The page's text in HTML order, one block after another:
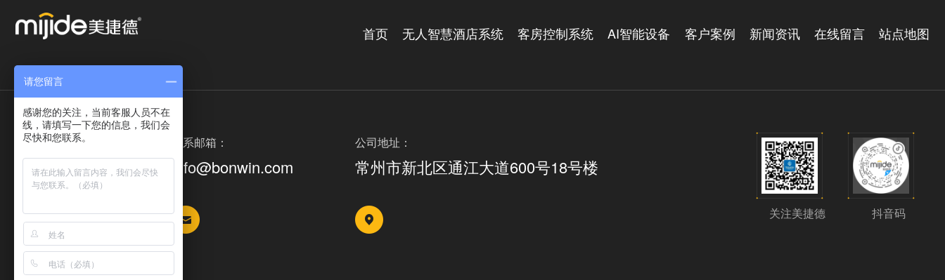
首页 无人智慧酒店系统 客房控制系统 AI智能设备 客户案例 新闻资讯 在线留言 站点地图
服务热线：
400-688-7900
联系邮箱：
info@bonwin.com
公司地址：
常州市新北区通江大道600号18号楼
关注美捷德 抖音码
请您留言
感谢您的关注，当前客服人员不在
线，请填写一下您的信息，我们会
尽快和您联系。